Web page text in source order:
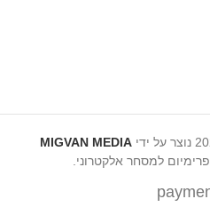
MIGVAN MEDIA
פרימיום למסחר אלקטרוני.